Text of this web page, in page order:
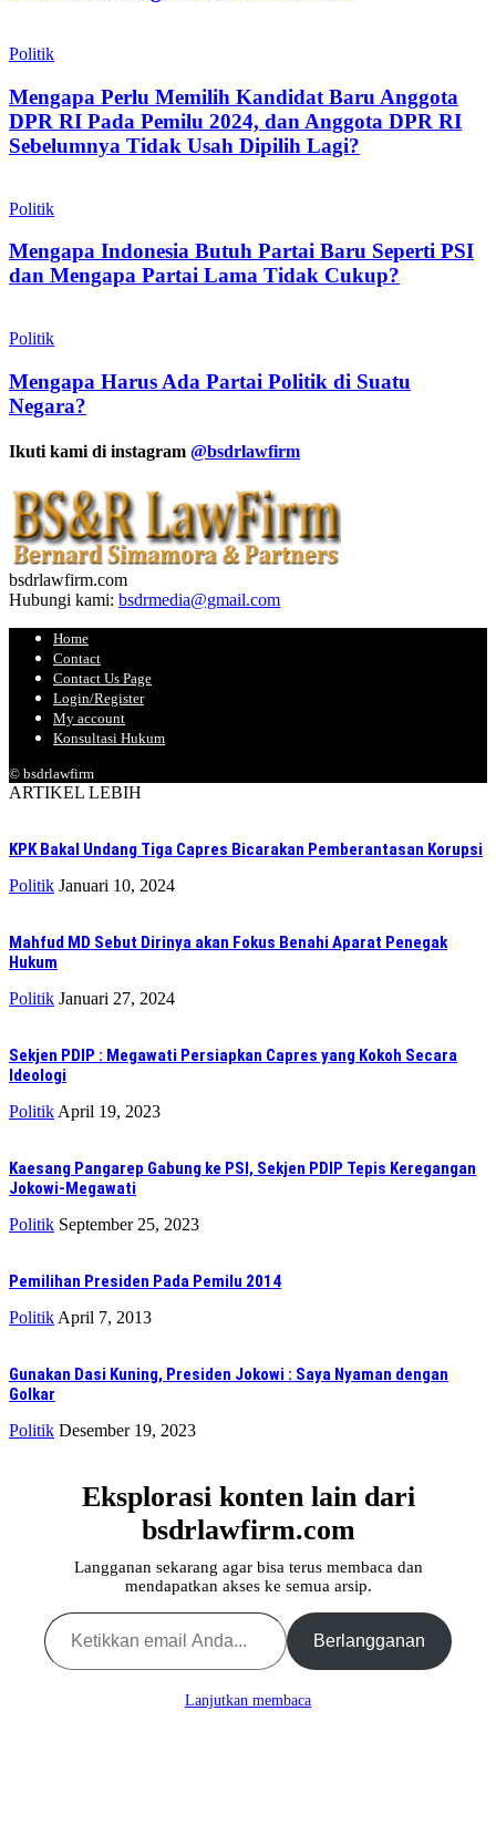
Politik
Mengapa Perlu Memilih Kandidat Baru Anggota
DPR RI Pada Pemilu 2024, dan Anggota DPR RI
Sebelumnya Tidak Usah Dipilih Lagi?
Politik
Mengapa Indonesia Butuh Partai Baru Seperti PSI
dan Mengapa Partai Lama Tidak Cukup?
Politik
Mengapa Harus Ada Partai Politik di Suatu
Negara?
Ikuti kami di instagram @bsdrlawfirm
bsdrlawfirm.com
Hubungi kami: bsdrmedia@gmail.com
Home
Contact
Contact Us Page
Login/Register
My account
Konsultasi Hukum
© bsdrlawfirm
ARTIKEL LEBIH
KPK Bakal Undang Tiga Capres Bicarakan Pemberantasan Korupsi
Politik Januari 10, 2024
Mahfud MD Sebut Dirinya akan Fokus Benahi Aparat Penegak
Hukum
Politik Januari 27, 2024
Sekjen PDIP : Megawati Persiapkan Capres yang Kokoh Secara
Ideologi
Politik April 19, 2023
Kaesang Pangarep Gabung ke PSI, Sekjen PDIP Tepis Keregangan
Jokowi-Megawati
Politik September 25, 2023
Pemilihan Presiden Pada Pemilu 2014
Politik April 7, 2013
Gunakan Dasi Kuning, Presiden Jokowi : Saya Nyaman dengan
Golkar
Politik Desember 19, 2023
Eksplorasi konten lain dari
bsdrlawfirm.com
Langganan sekarang agar bisa terus membaca dan
mendapatkan akses ke semua arsip.
Ketikkan email Anda...
Berlangganan
Lanjutkan membaca